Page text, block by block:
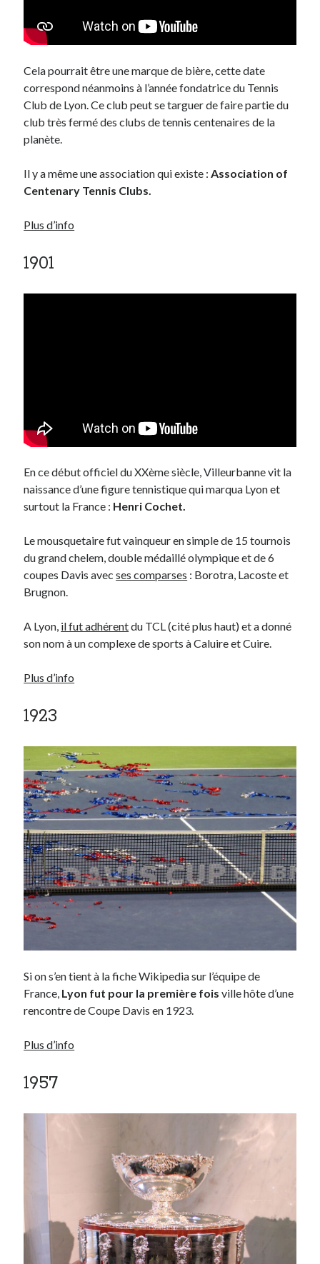
On parle de quoi ?
A Lyon
Coup de coeur
Green
Lectures
Mini-monsieur
Parole de Follower
Cela pourrait être une marque de bière, cette date
correspond néanmoins à l’année fondatrice du Tennis
Club de Lyon. Ce club peut se targuer de faire partie du
club très fermé des clubs de tennis centenaires de la
planète.
Il y a même une association qui existe : Association of
Centenary Tennis Clubs.
Plus d’info
1901
En ce début officiel du XXème siècle, Villeurbanne vit la
naissance d’une figure tennistique qui marqua Lyon et
surtout la France : Henri Cochet.
Le mousquetaire fut vainqueur en simple de 15 tournois
du grand chelem, double médaillé olympique et de 6
coupes Davis avecses comparses : Borotra, Lacoste et
Brugnon.
A Lyon, il fut adhérentdu TCL (cité plus haut) et a donné
son nom à un complexe de sports à Caluire et Cuire.
Plus d’info
1923
Si on s’en tient à la fiche Wikipedia sur l’équipe de
France, Lyon fut pour la première fois ville hôte d’une
rencontre de Coupe Davis en 1923.
Plus d’info
1957